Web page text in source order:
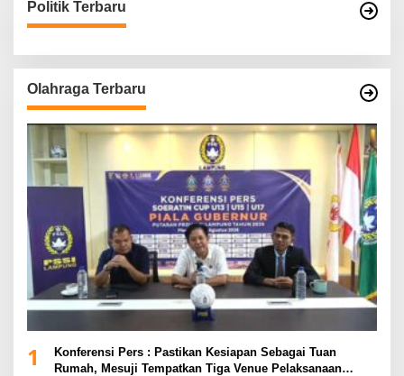
Politik Terbaru
Olahraga Terbaru
1
Konferensi Pers : Pastikan Kesiapan Sebagai Tuan
Rumah, Mesuji Tempatkan Tiga Venue Pelaksanaan